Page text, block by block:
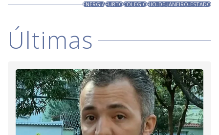
ENERGIAFURTOCOLEGIORIO-DE-JANEIRO-ESTADO
Últimas